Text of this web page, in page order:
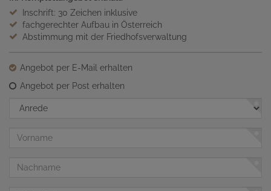
Inschrift: 30 Zeichen inklusive
fachgerechter Aufbau in Österreich
Abstimmung mit der Friedhofsverwaltung
Angebot per E-Mail erhalten
Angebot per Post erhalten
Anrede
Vorname
Nachname